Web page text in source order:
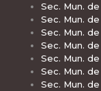
Sec. Mun.
Sec. Mun.
Sec. Mun.
Sec. Mun.
Sec. Mun.
Sec. Mun.
Sec. Mun.